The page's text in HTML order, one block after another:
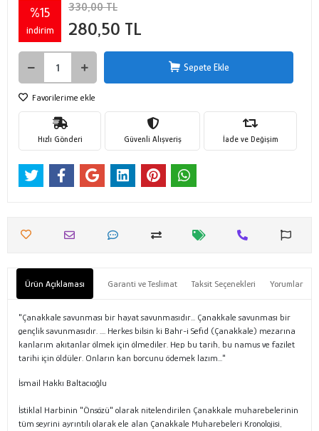
%15
indirim
330,00 TL
280,50 TL
Sepete Ekle
Favorilerime ekle
Hızlı Gönderi Güvenli Alışveriş İade ve Değişim
Ürün Açıklaması Garanti ve Teslimat Taksit Seçenekleri Yorumlar
"Çanakkale savunması bir hayat savunmasıdır... Çanakkale savunması bir
gençlik savunmasıdır. .... Herkes bilsin ki Bahr-i Sefıd (Çanakkale) mezarına
kanlarım akıtanlar ölmek için ölmediler. Hep bu tarih, bu namus ve fazilet
tarihi için öldüler. Onların kan borcunu ödemek lazım..."
İsmail Hakkı Baltacıoğlu
İstiklal Harbinin "Önsözü" olarak nitelendirilen Çanakkale muharebelerinin
tüm seyrini ayrıntılı olarak ele alan Çanakkale Muharebeleri Kronolojisi,